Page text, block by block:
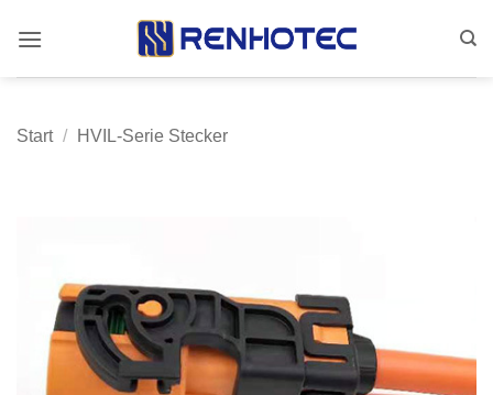
Inhalt
Start / HVIL-Serie Stecker